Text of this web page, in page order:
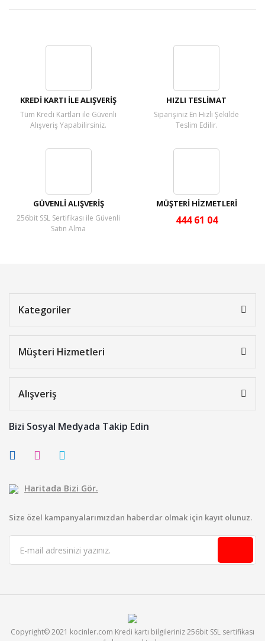
KREDİ KARTI İLE ALIŞVERİŞ
Tüm Kredi Kartları ile Güvenli
Alışveriş Yapabilirsiniz.
HIZLI TESLİMAT
Siparişiniz En Hızlı Şekilde
Teslim Edilir.
GÜVENLİ ALIŞVERİŞ
256bit SSL Sertifikası ile Güvenli
Satın Alma
MÜŞTERİ HİZMETLERİ
444 61 04
Kategoriler
Müşteri Hizmetleri
Alışveriş
Bizi Sosyal Medyada Takip Edin
Haritada Bizi Gör.
Size özel kampanyalarımızdan haberdar olmak için kayıt olunuz.
Copyright© 2021 kocinler.com Kredi kartı bilgileriniz 256bit SSL sertifikası